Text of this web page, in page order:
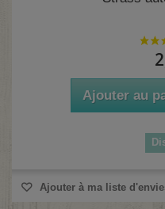
Ajouter au
Ajouter à ma liste